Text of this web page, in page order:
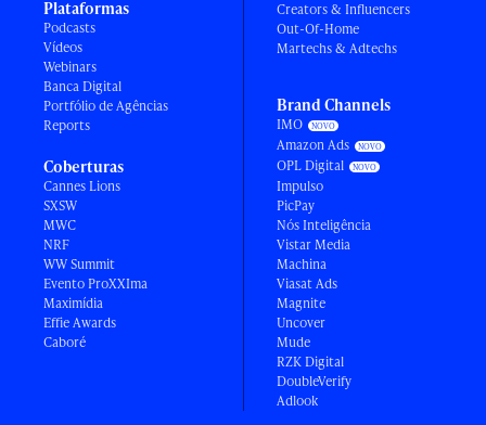
Plataformas
Podcasts
Vídeos
Webinars
Banca Digital
Portfólio de Agências
Reports
Coberturas
Cannes Lions
SXSW
MWC
NRF
WW Summit
Evento ProXXIma
Maximídia
Effie Awards
Caboré
Creators & Influencers
Out-Of-Home
Martechs & Adtechs
Brand Channels
IMO
Amazon Ads
OPL Digital
Impulso
PicPay
Nós Inteligência
Vistar Media
Machina
Viasat Ads
Magnite
Uncover
Mude
RZK Digital
DoubleVerify
Adlook